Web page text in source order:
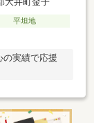
平坦地
の実績で応援